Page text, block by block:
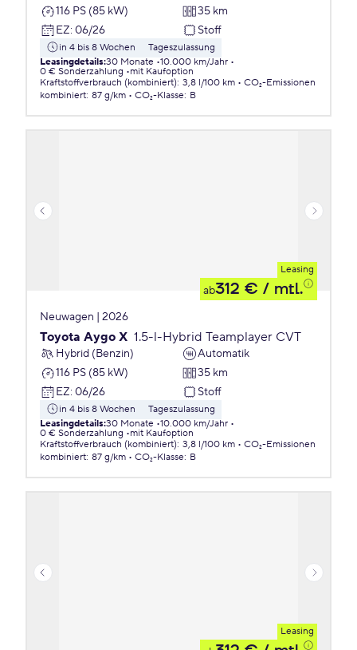
116 PS (85 kW)
35 km
EZ: 06/26 Stoff
in 4 bis 8 Wochen
Tageszulassung
Leasingdetails:30 Monate 10.000 km/Jahr
0 € Sonderzahlung
mit Kaufoption
Kraftstoffverbrauch (kombiniert): 3,8 l/100 km
CO₂-Emissionen
kombiniert: 87 g/km CO₂-Klasse: B
Leasing
ab312 € / mtl.
Neuwagen | 2026
Toyota Aygo X 1.5-l-Hybrid Teamplayer CVT
Hybrid (Benzin)
Automatik
116 PS (85 kW)
35 km
EZ: 06/26 Stoff
in 4 bis 8 Wochen
Tageszulassung
Leasingdetails:30 Monate 10.000 km/Jahr
0 € Sonderzahlung
mit Kaufoption
Kraftstoffverbrauch (kombiniert): 3,8 l/100 km
CO₂-Emissionen
kombiniert: 87 g/km CO₂-Klasse: B
Leasing